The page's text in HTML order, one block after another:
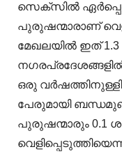
സെക്‌സിൽ
പുരുഷന്മാരാണ്
മേഖലയിൽ ഇത്
ഒരു
പേരുമായി
പുരുഷന്മാരും 0.1